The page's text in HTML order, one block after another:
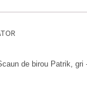
de birou Patrik, gri